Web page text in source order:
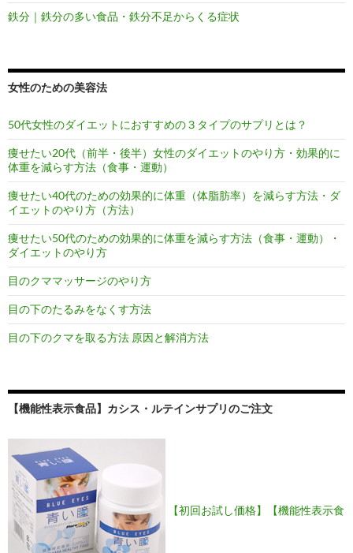
鉄分｜鉄分の多い食品・鉄分不足からくる症状
女性のための美容法
50代女性のダイエットにおすすめの３タイプのサプリとは？
痩せたい20代（前半・後半）女性のダイエットのやり方・効果的に
体重を減らす方法（食事・運動）
痩せたい40代のための効果的に体重（体脂肪率）を減らす方法・ダ
イエットのやり方（方法）
痩せたい50代のための効果的に体重を減らす方法（食事・運動）・
ダイエットのやり方
目のクママッサージのやり方
目の下のたるみをなくす方法
目の下のクマを取る方法 原因と解消方法
【機能性表示食品】カシス・ルテインサプリのご注文
【初回お試し価格】【機能性表示食